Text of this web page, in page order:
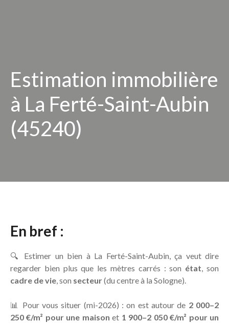
Estimation immobilière
à La Ferté-Saint-Aubin
(45240)
En bref :
🔍 Estimer un bien à La Ferté-Saint-Aubin, ça veut dire
regarder bien plus que les mètres carrés : son état, son
cadre de vie, son secteur(du centre à la Sologne).
📊 Pour vous situer (mi-2026) : on est autour de 2 000–2
250 €/m² pour une maison et 1 900–2 050 €/m² pour un